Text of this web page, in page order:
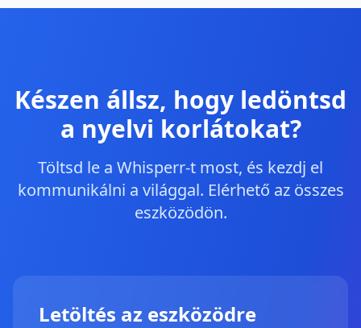
Készen állsz, hogy ledöntsd
a nyelvi korlátokat?
Töltsd le a Whisperr-t most, és kezdj el
kommunikálni a világgal. Elérhető az összes
eszközödön.
Letöltés az eszközödre